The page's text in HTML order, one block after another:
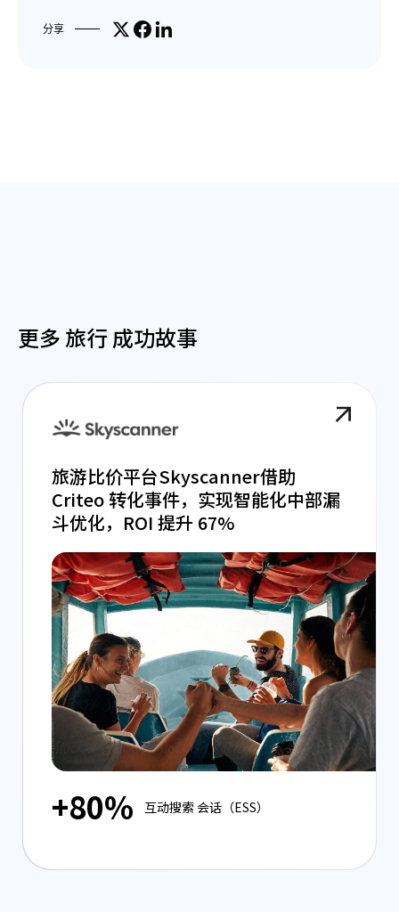
分享 Share on X
分享到Facebook
分享到LinkedIn
更多 旅行 成功故事
旅游比价平台Skyscanner借助
Criteo 转化事件，实现智能化中部漏
斗优化，ROI 提升 67%
+80% 互动搜索 会话（ESS）